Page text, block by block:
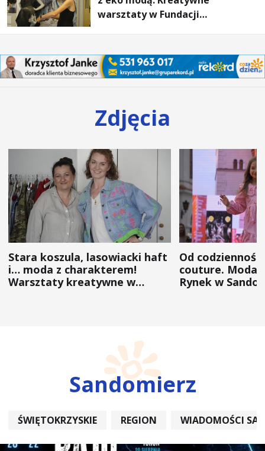
warsztaty w Fundacji
Zdjęcia
Stara koszula, lasowiacki haft
i… moda z charakterem!
Warsztaty kreatywne w
Od
couture. Moda
Rynek w
Sandomierz
ŚWIĘTOKRZYSKIE REGION WIADOMOŚCI